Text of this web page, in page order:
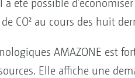
été possible
CO² au cours des huit
AMAZONE est
Elle affiche une